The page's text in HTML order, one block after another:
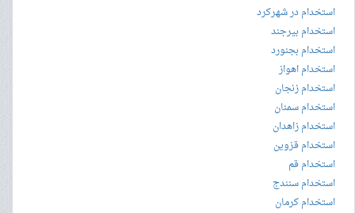
استخدام در شهرکرد
استخدام بیرجند
استخدام بجنورد
استخدام اهواز
استخدام زنجان
استخدام سمنان
استخدام زاهدان
استخدام قزوین
استخدام قم
استخدام سنندج
استخدام کرمان